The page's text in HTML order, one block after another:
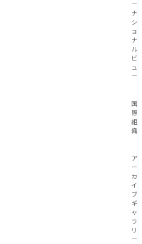
ー
ナ
シ
ョ
ナ
ル
ビ
ュ
ー
国
際
組
織
ア
ー
カ
イ
ブ
ギ
ャ
ラ
リ
ー